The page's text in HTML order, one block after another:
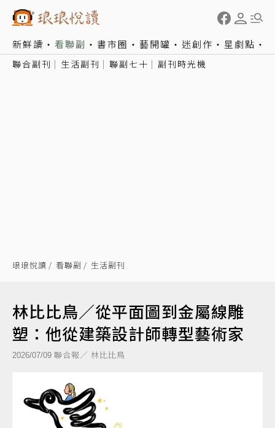
新鮮讀 看聯副 書市圈 藝開罐 迷創作 星劇點
聯合副刊 生活副刊 聯副七十 副刊時光機
琅琅悅讀 看聯副 生活副刊
林比比鳥／從平面圖到金屬線雕
塑：他從建築設計師轉型藝術家
2026/07/09 聯合報／ 林比比鳥